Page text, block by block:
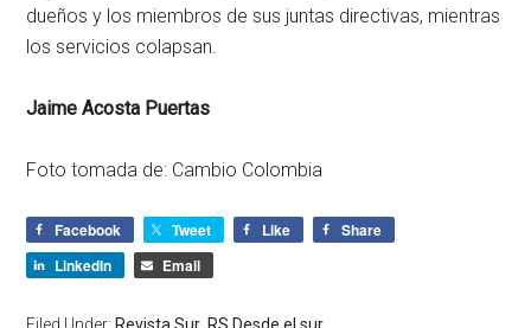
dueños y los miembros de sus juntas directivas, mientras
los servicios colapsan.
Jaime Acosta Puertas
Foto tomada de: Cambio Colombia
Facebook Tweet Like
Share
LinkedIn
Email